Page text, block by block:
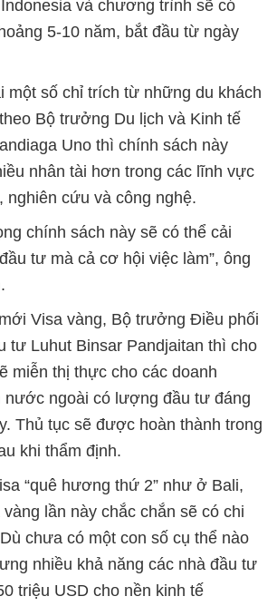
và chương trình sẽ có
5-10 năm, bắt đầu từ ngày
một số chỉ trích từ những du khách
Bộ trưởng Du lịch và Kinh tế
Uno thì chính sách này
nhân tài hơn trong các lĩnh vực
nghiên cứu và công nghệ.
chính sách này sẽ có thể cải
tư mà cả cơ hội việc làm”, ông
Visa vàng, Bộ trưởng Điều phối
tư Luhut Binsar Pandjaitan thì cho
miễn thị thực cho các doanh
nước ngoài có lượng đầu tư đáng
Thủ tục sẽ được hoàn thành trong
khi thẩm định.
“quê hương thứ 2” như ở Bali,
lần này chắc chắn sẽ có chi
chưa có một con số cụ thể nào
nhiều khả năng các nhà đầu tư
triệu USD cho nền kinh tế